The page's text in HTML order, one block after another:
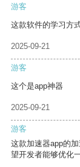
游客
这款软件的学习方
2025-09-21
游客
这个是app神器
2025-09-21
游客
这款加速器app的
望开发者能够优化一